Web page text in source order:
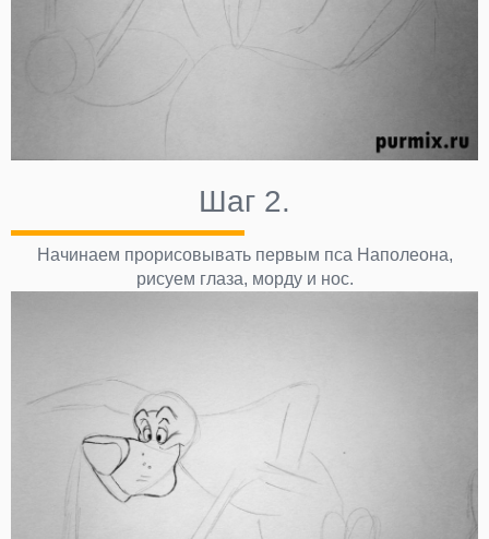
Шаг 2.
Начинаем прорисовывать первым пса Наполеона,
рисуем глаза, морду и нос.